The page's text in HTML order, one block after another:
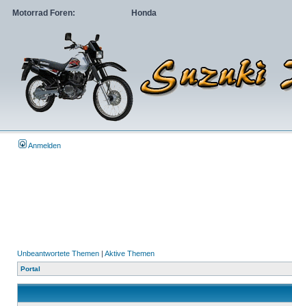
Motorrad Foren: Honda
Anmelden
Unbeantwortete Themen | Aktive Themen
Portal